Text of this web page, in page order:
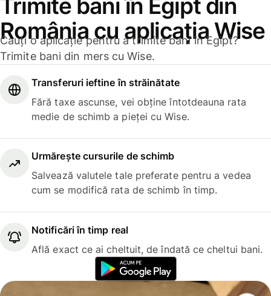
Trimite bani în Egipt din
România cu aplicația Wise
Cauți o aplicație pentru a trimite bani în Egipt?
Trimite bani din mers cu Wise.
Transferuri ieftine în străinătate
Fără taxe ascunse, vei obține întotdeauna rata
medie de schimb a pieței cu Wise.
Urmărește cursurile de schimb
Salvează valutele tale preferate pentru a vedea
cum se modifică rata de schimb în timp.
Notificări în timp real
Află exact ce ai cheltuit, de îndată ce cheltui bani.